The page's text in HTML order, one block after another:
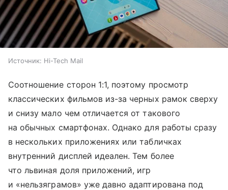
Источник: Hi-Tech Mail
Соотношение сторон 1:1, поэтому просмотр
классических фильмов из-за черных рамок сверху
и снизу мало чем отличается от такового
на обычных смартфонах. Однако для работы сразу
в нескольких приложениях или табличках
внутренний дисплей идеален. Тем более
что львиная доля приложений, игр
и «нельзяграмов» уже давно адаптирована под